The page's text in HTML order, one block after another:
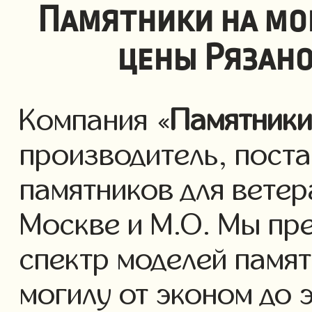
Памятники на
цены
Компания «Памятники
производитель,
памятников для
Москве и М.О. Мы
спектр моделей
могилу от эконом до